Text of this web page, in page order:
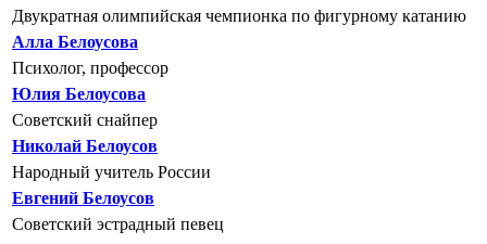
Двукратная олимпийская чемпионка по фигурному катанию
Алла Белоусова
Психолог, профессор
Юлия Белоусова
Советский снайпер
Николай Белоусов
Народный учитель России
Евгений Белоусов
Советский эстрадный певец